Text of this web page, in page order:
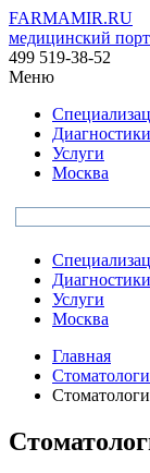
FARMAMIR.RU
медицинский
499 519-38-52
Меню
Диагностики
Услуги
Москва
Диагностики
Услуги
Москва
Главная